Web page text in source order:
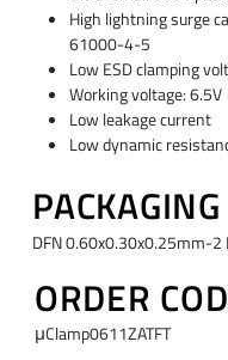
High lightning surge
61000-4-5
Low ESD clamping
Working voltage: 6.5V
Low leakage current
Low dynamic
PACKAGING
DFN 0.60x0.30x0.25mm-2
ORDER
μClamp0611ZATFT